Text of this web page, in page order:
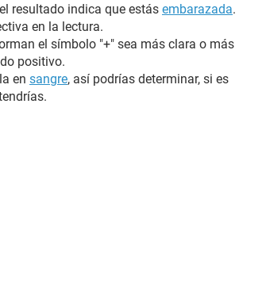
resultado indica que estás embarazada.
en la lectura.
el símbolo "+" sea más clara o más
positivo.
en sangre, así podrías determinar, si es